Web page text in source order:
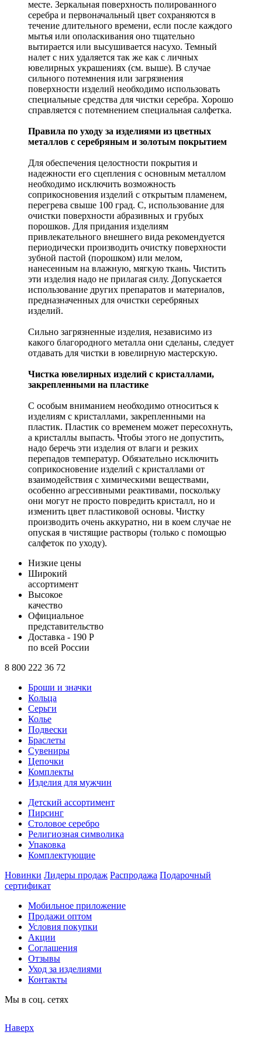
месте. Зеркальная поверхность полированного
серебра и первоначальный цвет сохраняются в
течение длительного времени, если после каждого
мытья или ополаскивания оно тщательно
вытирается или высушивается насухо. Темный
налет с них удаляется так же как с личных
ювелирных украшениях (см. выше). В случае
сильного потемнения или загрязнения
поверхности изделий необходимо использовать
специальные средства для чистки серебра. Хорошо
справляется с потемнением специальная салфетка.
Правила по уходу за изделиями из цветных
металлов с серебряным и золотым покрытием
Для обеспечения целостности покрытия и
надежности его сцепления с основным металлом
необходимо исключить возможность
соприкосновения изделий с открытым пламенем,
перегрева свыше 100 град. С, использование для
очистки поверхности абразивных и грубых
порошков. Для придания изделиям
привлекательного внешнего вида рекомендуется
периодически производить очистку поверхности
зубной пастой (порошком) или мелом,
нанесенным на влажную, мягкую ткань. Чистить
эти изделия надо не прилагая силу. Допускается
использование других препаратов и материалов,
предназначенных для очистки серебряных
изделий.
Сильно загрязненные изделия, независимо из
какого благородного металла они сделаны, следует
отдавать для чистки в ювелирную мастерскую.
Чистка ювелирных изделий с кристаллами,
закрепленными на пластике
С особым вниманием необходимо относиться к
изделиям с кристаллами, закрепленными на
пластик. Пластик со временем может пересохнуть,
а кристаллы выпасть. Чтобы этого не допустить,
надо беречь эти изделия от влаги и резких
перепадов температур. Обязательно исключить
соприкосновение изделий с кристаллами от
взаимодействия с химическими веществами,
особенно агрессивными реактивами, поскольку
они могут не просто повредить кристалл, но и
изменить цвет пластиковой основы. Чистку
производить очень аккуратно, ни в коем случае не
опуская в чистящие растворы (только с помощью
салфеток по уходу).
Низкие цены
Широкий
ассортимент
Высокое
качество
Официальное
представительство
Доставка - 190 Р
по всей России
8 800 222 36 72
Броши и значки
Кольца
Серьги
Колье
Подвески
Браслеты
Сувениры
Цепочки
Комплекты
Изделия для мужчин
Детский ассортимент
Пирсинг
Столовое серебро
Религиозная символика
Упаковка
Комплектующие
Новинки Лидеры продаж Распродажа Подарочный
сертификат
Мобильное приложение
Продажи оптом
Условия покупки
Акции
Соглашения
Отзывы
Уход за изделиями
Контакты
Мы в соц. сетях
Наверх